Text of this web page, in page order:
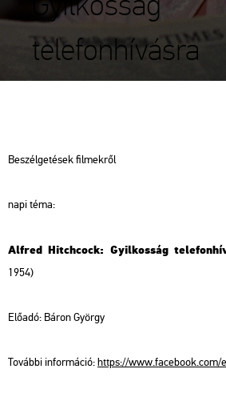
telefonhívásra
Be­szél­ge­té­sek fil­mek­ről
napi téma:
Alf­red Hitch­cock: Gyil­kos­ság
1954)
Elő­adó: Báron György
To­váb­bi in­for­má­ció:https://​www.​fa­ce­book.​com/​